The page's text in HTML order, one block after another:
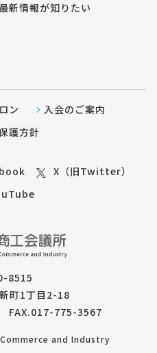
最新情報が知りたい
ン
入会のご案内
護方針
X（旧Twitter）
8515
町1丁目2-18
FAX.017-775-3567
and Industry